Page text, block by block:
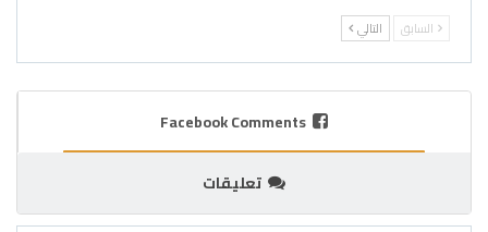
السابق التالي
Facebook Comments
تعليقات